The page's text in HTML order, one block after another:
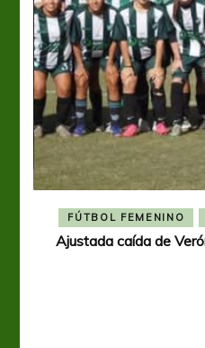
FÚTBOL FEMENINO
Ajustada caída de